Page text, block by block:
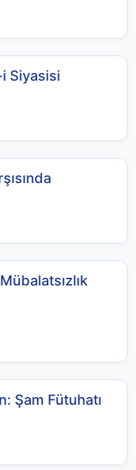
Siyasisi
Şam Fütuhatı